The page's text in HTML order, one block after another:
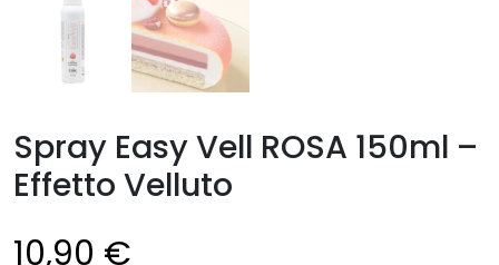
Spray Easy Vell ROSA 150ml –
Effetto Velluto
10,90 €